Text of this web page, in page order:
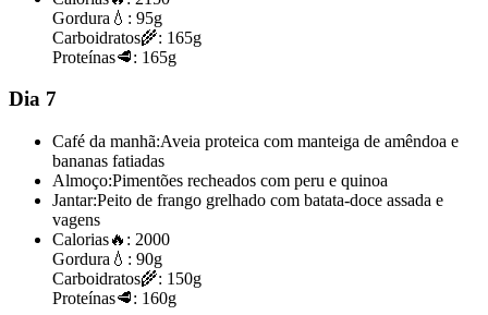
Gordura 💧: 95g
Carboidratos🌾: 165g
Proteínas🥩: 165g
Dia 7
Café da manhã:Aveia proteica com manteiga de amêndoa e
bananas fatiadas
Almoço:Pimentões recheados com peru e quinoa
Jantar:Peito de frango grelhado com batata-doce assada e
vagens
Calorias🔥: 2000
Gordura 💧: 90g
Carboidratos🌾: 150g
Proteínas🥩: 160g